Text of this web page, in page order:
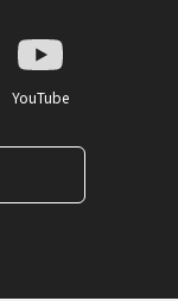
YouTube